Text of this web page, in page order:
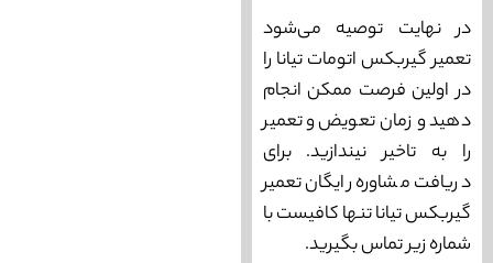
در نهایت توصیه می‌شود
تعمیر گیربکس اتومات تیانا را
در اولین فرصت ممکن انجام
دهید و زمان تعویض و تعمیر
را به تاخیر نیندازید. برای
دریافت مشاوره رایگان تعمیر
گیربکس تیانا تنها کافیست با
شماره زیر تماس بگیرید.